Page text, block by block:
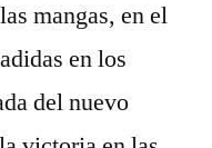
mangas, en el
en los
del nuevo